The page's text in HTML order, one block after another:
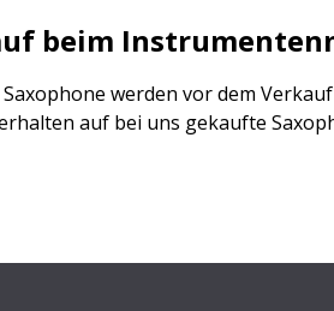
beim
Saxophone werden vor dem
auf bei uns gekaufte